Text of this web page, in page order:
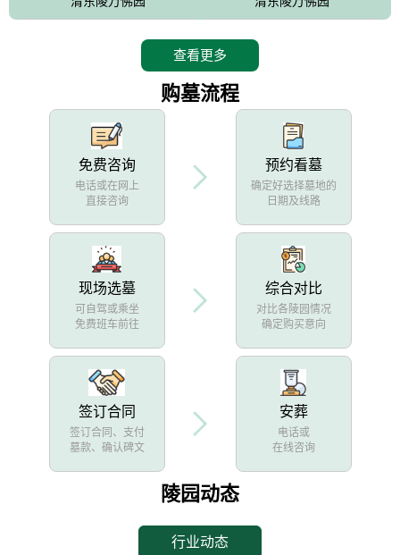
查看更多
购墓流程
免费咨询
电话或在网上
直接咨询
预约看墓
确定好选择墓地的
日期及线路
现场选墓
可自驾或乘坐
免费班车前往
综合对比
对比各陵园情况
确定购买意向
签订合同
签订合同、支付
墓款、确认碑文
安葬
电话或
在线咨询
陵园动态
行业动态